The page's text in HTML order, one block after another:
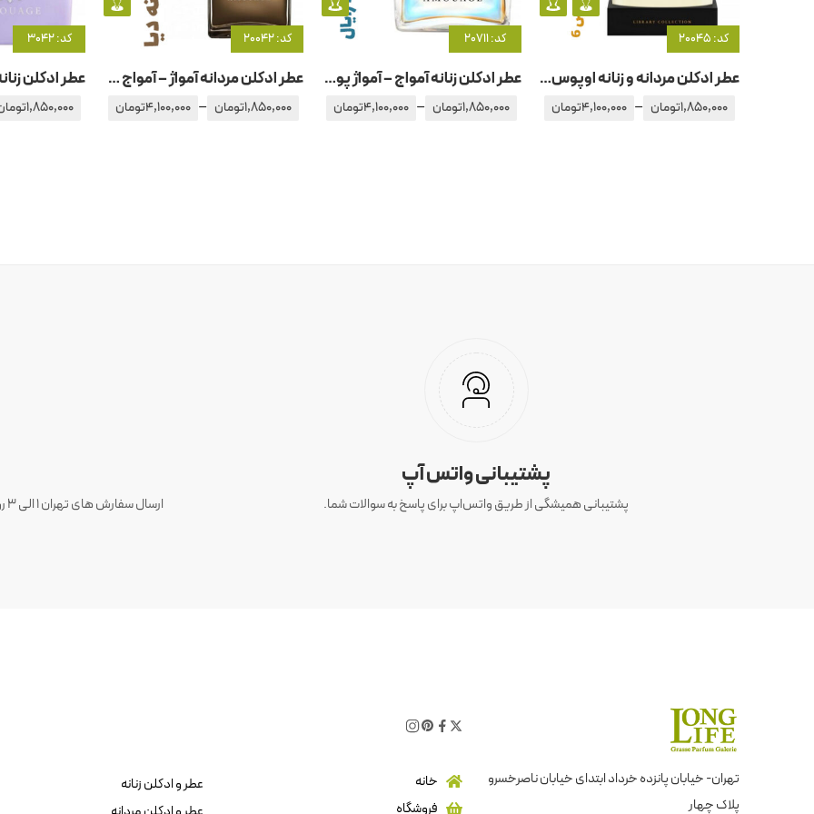
کد: 20045
عطر ادکلن مردانه و زنانه اوپوس – اپوس 6 آمواج – آمواژ
1,850,000تومان –
4,100,000تومان
کد: 20711
عطر ادکلن زنانه آمواج – آمواژ پورترایال زنانه
1,850,000تومان –
4,100,000تومان
کد: 20042
عطر ادکلن مردانه آمواژ – آمواج دیا
1,850,000تومان –
4,100,000تومان
کد: 3042
1,850,000
پشتیبانی واتس آپ
پشتیبانی همیشگی از طریق واتس‌اپ برای پاسخ به سوالات شما.
تهران- خیابان پانزده خرداد ابتدای خیابان ناصرخسرو
پلاک چهار
خانه
فروشگاه
عطر و ادکلن زنانه